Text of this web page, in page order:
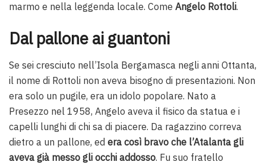
marmo e nella leggenda locale. Come Angelo Rottoli.
Dal pallone ai guantoni
Se sei cresciuto nell’Isola Bergamasca negli anni Ottanta,
il nome di Rottoli non aveva bisogno di presentazioni. Non
era solo un pugile, era un idolo popolare. Nato a
Presezzo nel 1958, Angelo aveva il fisico da statua e i
capelli lunghi di chi sa di piacere. Da ragazzino correva
dietro a un pallone, ed era così bravo che l’Atalanta gli
aveva già messo gli occhi addosso. Fu suo fratello